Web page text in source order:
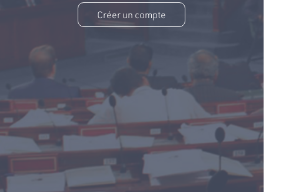
Créer un compte